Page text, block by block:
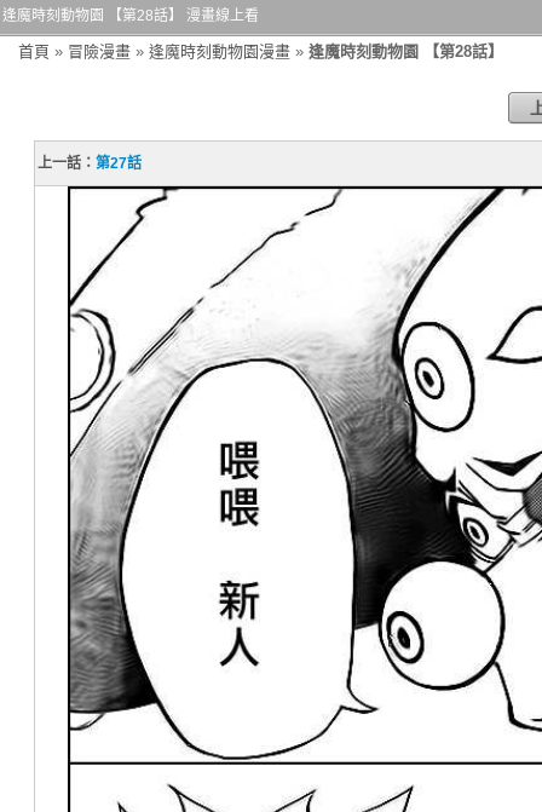
逢魔時刻動物園 【第28話】 漫畫線上看
首頁 » 冒險漫畫 » 逢魔時刻動物園漫畫 » 逢魔時刻動物園 【第28話】
上一話：第27話